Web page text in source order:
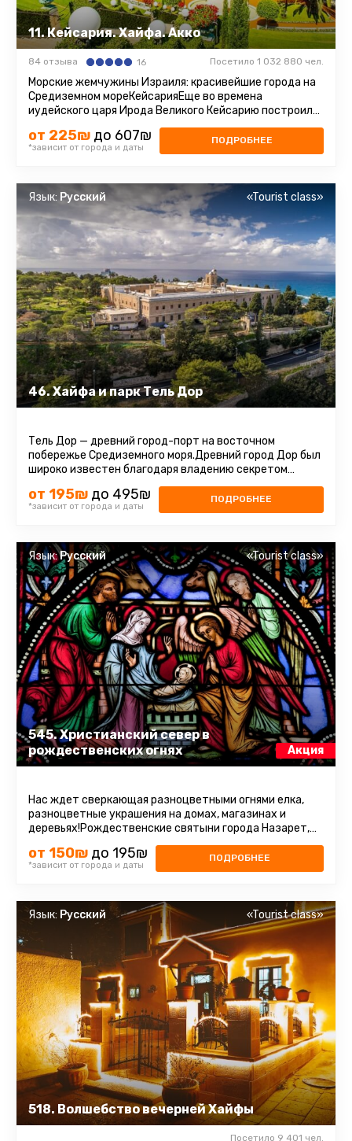
11. Кейсария. Хайфа. Акко
84 отзыва 16 Посетило 1 032 880 чел.
Морские жемчужины Израиля: красивейшие города на
Средиземном мореКейсарияЕще во времена
иудейского царя Ирода Великого Кейсарию построили
в честь римского императора ...
от 225₪ до 607₪
*зависит от города и даты
ПОДРОБНЕЕ
46. Хайфа и парк Тель Дор
Язык: Русский «Tourist class»
Тель Дор — древний город-порт на восточном
побережье Средиземного моря.Древний город Дор был
широко известен благодаря владению секретом
получения из морских моллюсков ...
от 195₪ до 495₪
*зависит от города и даты
ПОДРОБНЕЕ
545. Христианский север в
рождественских огнях
Акция
Язык:Русский «Tourist class»
Нас ждет сверкающая разноцветными огнями елка,
разноцветные украшения на домах, магазинах и
деревьях!Рождественские святыни города Назарет,
по следам апостолов в горах ...
от 150₪ до 195₪
*зависит от города и даты
ПОДРОБНЕЕ
518. Волшебство вечерней Хайфы
Язык: Русский «Tourist class»
Посетило 9 401 чел.